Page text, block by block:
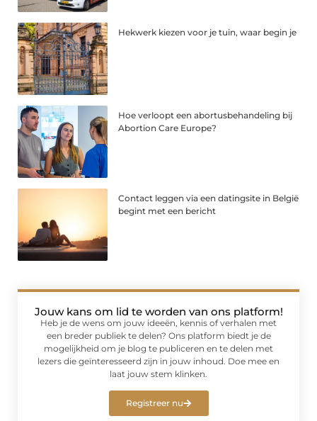
Hekwerk kiezen voor je tuin, waar begin je
Hoe verloopt een abortusbehandeling bij
Abortion Care Europe?
Contact leggen via een datingsite in België
begint met een bericht
Jouw kans om lid te worden van ons platform!
Heb je de wens om jouw ideeën, kennis of verhalen met
een breder publiek te delen? Ons platform biedt je de
mogelijkheid om je blog te publiceren en te delen met
lezers die geïnteresseerd zijn in jouw inhoud. Doe mee en
laat jouw stem klinken.
Registreer nu